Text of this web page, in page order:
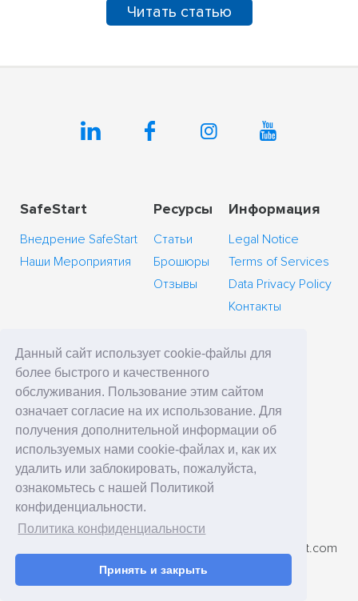
Данный сайт использует cookie-файлы для
более быстрого и качественного
обслуживания. Пользование этим сайтом
означает согласие на их использование. Для
получения дополнительной информации об
используемых нами cookie-файлах и, как их
удалить или заблокировать, пожалуйста,
ознакомьтесь с нашей Политикой
конфиденциальности.
Политика конфиденциальности
Принять и закрыть
Читать статью
SafeStart
Внедрение SafeStart
Наши Мероприятия
Ресурсы
Статьи
Брошюры
Отзывы
Информация
Legal Notice
Terms of Services
Data Privacy Policy
Контакты
главное управление
SafeStart Europe Limited
6 Cedar Crescent
Cedar Park, Newport Rd
Westport, County Mayo
Ireland
номер телефона: +7 (495) 410-33-67
Адрес электронной почты: contact-ru@ssi.safestart.com